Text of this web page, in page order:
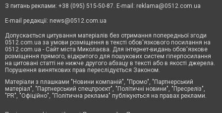
З питань реклами: +38 (095) 515-50-87. E-mail: reklama@0512.com.ua
E-mail редакції: news@0512.com.ua
Допускається цитування матеріалів без отримання попередньої згоди
0512.com.ua за умови розміщення в тексті обов'язкового посилання на
0512.com.ua - Сайт міста Миколаєва. Для інтернет-видань обов'язкове
розміщення прямого, відкритого для пошукових систем гіперпосилання
на цитовані статті не нижче другого абзацу в тексті або в якості джерела.
Порушення виняткових прав переслідується Законом.
Матеріали з плашками "Новини компаній", "Промо", "Партнерський
матеріал", "Партнерський спецпроєкт", "Політичні новини", "Пресреліз",
"PR", "Офіційно", "Політична реклама" публікуються на правах реклами.